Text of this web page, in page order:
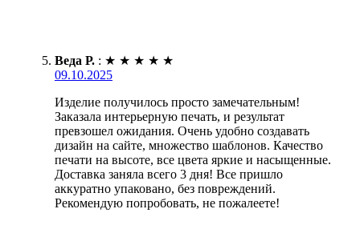
Веда Р. : ★ ★ ★ ★ ★
09.10.2025
Изделие получилось просто замечательным!
Заказала интерьерную печать, и результат
превзошел ожидания. Очень удобно создавать
дизайн на сайте, множество шаблонов. Качество
печати на высоте, все цвета яркие и насыщенные.
Доставка заняла всего 3 дня! Все пришло
аккуратно упаковано, без повреждений.
Рекомендую попробовать, не пожалеете!